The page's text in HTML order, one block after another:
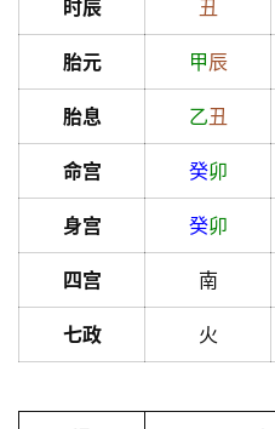
时辰 丑
胎元 甲辰
胎息 乙丑
命宫 癸卯
身宫 癸卯
四宫 南
七政 火